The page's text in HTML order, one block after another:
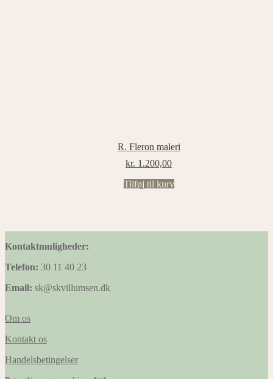
R. Fleron maleri
kr. 1.200,00
Tilføj til kurv
Kontaktmuligheder:
Telefon: 30 11 40 23
Email: sk@skvillumsen.dk
Om os
Kontakt os
Handelsbetingelser